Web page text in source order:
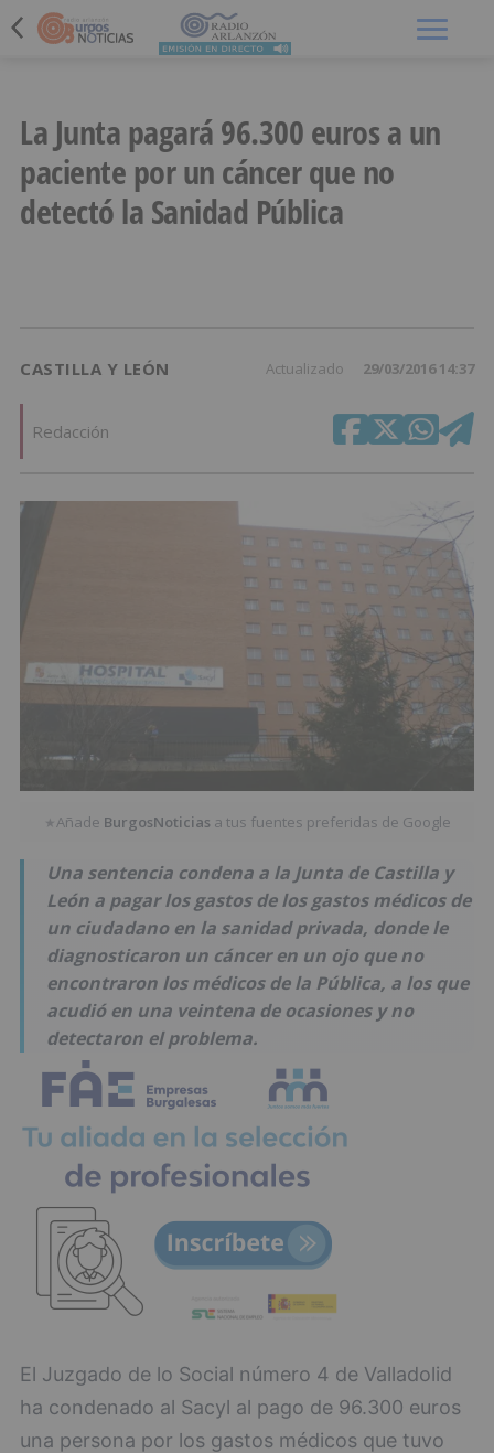
La Junta pagará 96.300 euros a un
paciente por un cáncer que no
detectó la Sanidad Pública
CASTILLA Y LEÓN Actualizado 29/03/2016 14:37
Redacción
★Añade BurgosNoticias a tus fuentes preferidas de Google
Una sentencia condena a la Junta de Castilla y
León a pagar los gastos de los gastos médicos de
un ciudadano en la sanidad privada, donde le
diagnosticaron un cáncer en un ojo que no
encontraron los médicos de la Pública, a los que
acudió en una veintena de ocasiones y no
detectaron el problema.
El Juzgado de lo Social número 4 de Valladolid
ha condenado al Sacyl al pago de 96.300 euros
una persona por los gastos médicos que tuvo